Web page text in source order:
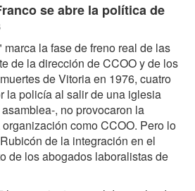
se abre la política de
la fase de freno real de las
de la dirección de CCOO y de los
de Vitoria en 1976, cuatro
la policía al salir de una iglesia
, no provocaron la
como CCOO. Pero lo
de la integración en el
de los abogados laboralistas de